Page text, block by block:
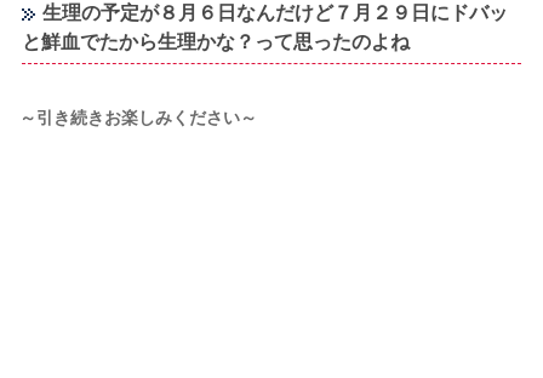
生理の予定が８月６日なんだけど７月２９日にドバッ
と鮮血でたから生理かな？って思ったのよね
～引き続きお楽しみください～